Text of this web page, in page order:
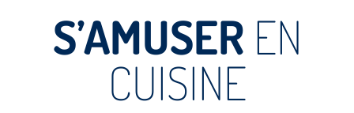
S’AMUSER EN
CUISINE